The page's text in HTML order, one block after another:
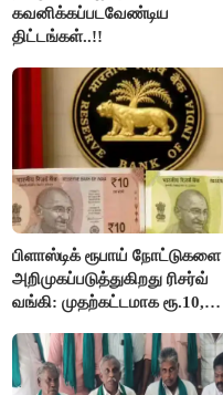
கவனிக்கப்படவேண்டிய
திட்டங்கள்..!!
பிளாஸ்டிக் ரூபாய் நோட்டுகளை
அறிமுகப்படுத்துகிறது ரிசர்வ்
வங்கி: முதற்கட்டமாக ரூ.10,